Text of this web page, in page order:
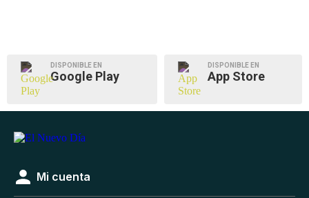
DISPONIBLE EN
Google Play
DISPONIBLE EN
App Store
Mi cuenta